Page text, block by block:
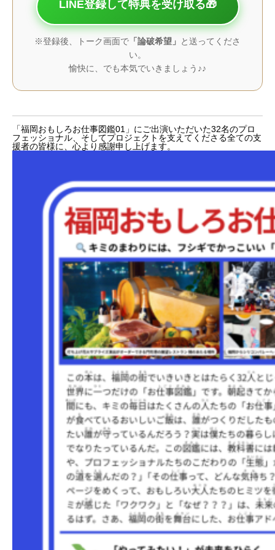
LINE登録して特典を受け取る🎁
※登録後、トーク画面で 「論破希望」 と送ってくださ
い。
愉快に、でも本気でいきましょう♪♪
「福岡おもしろお仕事図鑑01」にご出演いただいた32名のプロ
フェッショナル、そしてプロジェクトを支えてくださる全ての支
援者の皆様に、心より感謝申し上げます。